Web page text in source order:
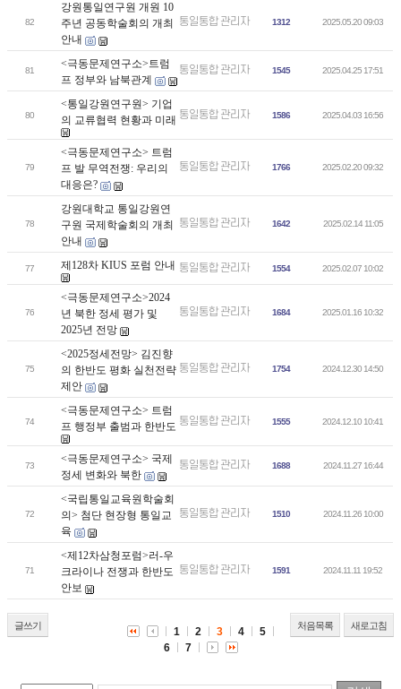
82
강원통일연구원 개원 10
주년 공동학술회의 개최
안내
통일통합 관리자 1312 2025.05.20 09:03
81
<극동문제연구소>트럼
프 정부와 남북관계
통일통합 관리자 1545 2025.04.25 17:51
80
<통일강원연구원> 기업
의 교류협력 현황과 미래 통일통합 관리자 1586 2025.04.03 16:56
79
<극동문제연구소> 트럼
프 발 무역전쟁: 우리의
대응은?
통일통합 관리자 1766 2025.02.20 09:32
78
강원대학교 통일강원연
구원 국제학술회의 개최
안내
통일통합 관리자 1642 2025.02.14 11:05
77 제128차 KIUS 포럼 안내 통일통합 관리자 1554 2025.02.07 10:02
76
<극동문제연구소>2024
년 북한 정세 평가 및
2025년 전망
통일통합 관리자 1684 2025.01.16 10:32
75
<2025정세전망> 김진향
의 한반도 평화 실천전략
제안
통일통합 관리자 1754 2024.12.30 14:50
74
<극동문제연구소> 트럼
프 행정부 출범과 한반도 통일통합 관리자 1555 2024.12.10 10:41
73
<극동문제연구소> 국제
정세 변화와 북한
통일통합 관리자 1688 2024.11.27 16:44
72
<국립통일교육원학술회
의> 첨단 현장형 통일교
육
통일통합 관리자 1510 2024.11.26 10:00
71
<제12차삼청포럼>러-우
크라이나 전쟁과 한반도
안보
통일통합 관리자 1591 2024.11.11 19:52
글쓰기 처음목록 새로고침
1 2 3 4
5
6
7